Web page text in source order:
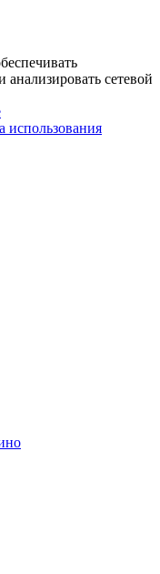
сетевой
использования